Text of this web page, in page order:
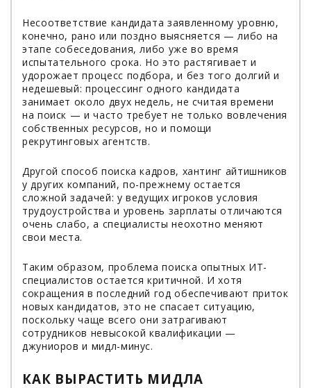
Несоответствие кандидата заявленному уровню,
конечно, рано или поздно выясняется — либо на
этапе собеседования, либо уже во время
испытательного срока. Но это растягивает и
удорожает процесс подбора, и без того долгий и
недешевый: процессинг одного кандидата
занимает около двух недель, не считая времени
на поиск — и часто требует не только вовлечения
собственных ресурсов, но и помощи
рекрутинговых агентств.
Другой способ поиска кадров, хантинг айтишников
у других компаний, по-прежнему остается
сложной задачей: у ведущих игроков условия
трудоустройства и уровень зарплаты отличаются
очень слабо, а специалисты неохотно меняют
свои места.
Таким образом, проблема поиска опытных ИТ-
специалистов остается критичной. И хотя
сокращения в последний год обеспечивают приток
новых кандидатов, это не спасает ситуацию,
поскольку чаще всего они затрагивают
сотрудников невысокой квалификации —
джуниоров и мидл-минус.
КАК ВЫРАСТИТЬ МИДЛА